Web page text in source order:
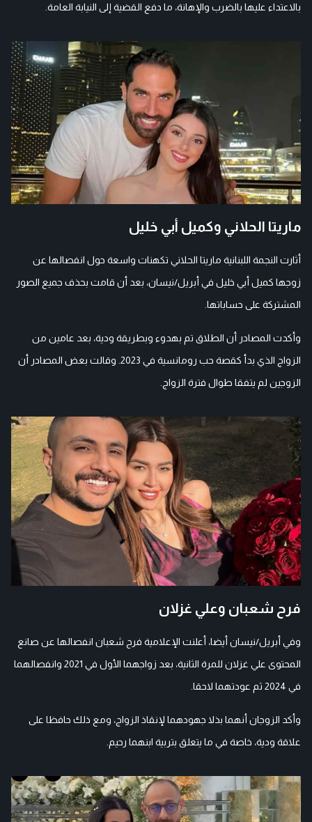
بالاعتداء عليها بالضرب والإهانة، ما دفع القضية إلى النيابة العامة.
ماريتا الحلاني وكميل أبي خليل
أثارت النجمة اللبنانية ماريتا الحلاني تكهنات واسعة حول انفصالها عن
زوجها كميل أبي خليل في أبريل/نيسان، بعد أن قامت بحذف جميع الصور
المشتركة على حساباتها.
وأكدت المصادر أن الطلاق تم بهدوء وبطريقة ودية، بعد عامين من
الزواج الذي بدأ كقصة حب رومانسية في 2023. وقالت بعض المصادر أن
الزوجين لم يتفقا طوال فترة الزواج.
فرح شعبان وعلي غزلان
وفي أبريل/نيسان أيضا، أعلنت الإعلامية فرح شعبان انفصالها عن صانع
المحتوى علي غزلان للمرة الثانية، بعد زواجهما الأول في 2021 وانفصالهما
في 2024 ثم عودتهما لاحقا.
وأكد الزوجان أنهما بذلا جهودهما لإنقاذ الزواج، ومع ذلك حافظا على
علاقة ودية، خاصة في ما يتعلق بتربية ابنهما رحيم.